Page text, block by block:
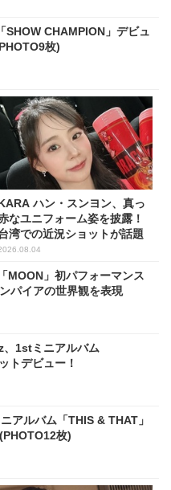
SHOW CHAMPION」デビュ
枚)
ハン・スンヨン、真っ
なユニフォーム姿を披露！
湾での近況ショットが話題
MOON」初パフォーマンス
パイアの世界観を表現
、1stミニアルバム
トデビュー！
アルバム「THIS & THAT」
枚)